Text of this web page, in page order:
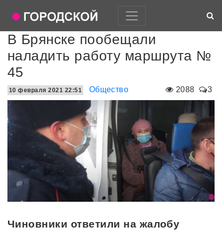
В Брянске пообещали
наладить работу маршрута №
45
2088 3
10 февраля 2021 22:51 Общество
Чиновники ответили на жалобу